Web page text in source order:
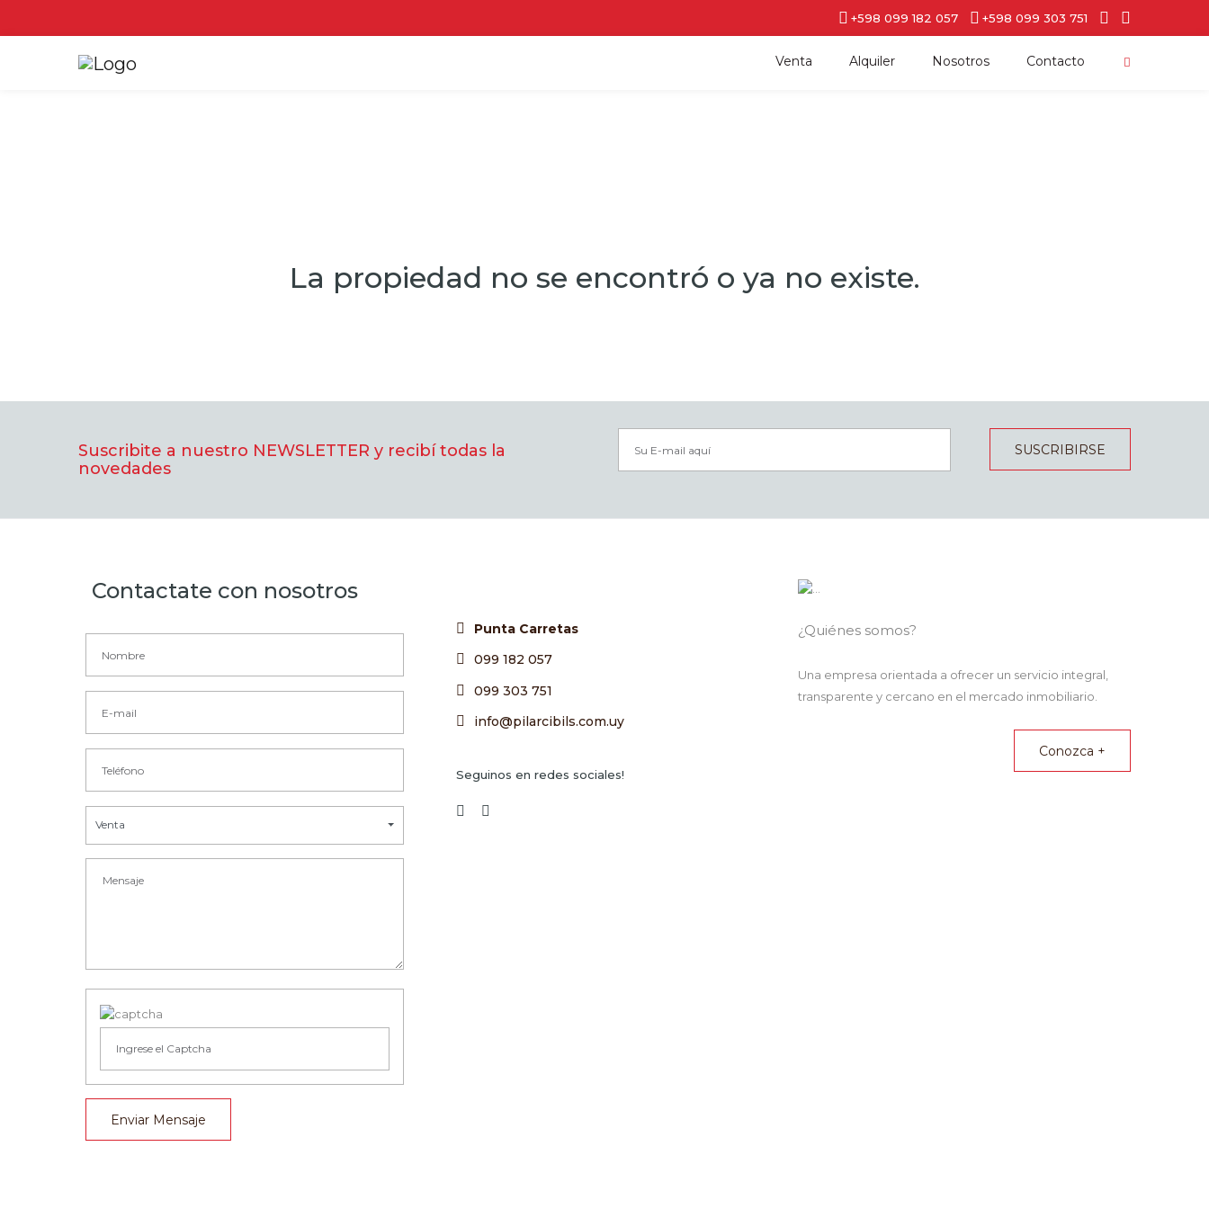
+598 099 182 057 +598 099 303 751
Venta Alquiler Nosotros Contacto
La propiedad no se encontró o ya no existe.
Suscribite a nuestro NEWSLETTER y recibí todas la
novedades
SUSCRIBIRSE
Contactate con nosotros
Venta
Enviar Mensaje
Punta Carretas
099 182 057
099 303 751
info@pilarcibils.com.uy
Seguinos en redes sociales!
¿Quiénes somos?
Una empresa orientada a ofrecer un servicio integral,
transparente y cercano en el mercado inmobiliario.
Conozca +